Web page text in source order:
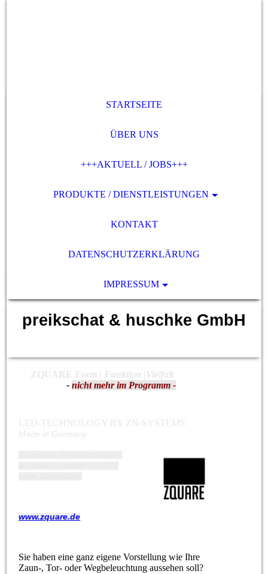
STARTSEITE
ÜBER UNS
+++AKTUELL / JOBS+++
PRODUKTE / DIENSTLEISTUNGEN
KONTAKT
DATENSCHUTZERKLÄRUNG
IMPRESSUM
preikschat & huschke GmbH
ZQUARE Form | Funktion |Vielfalt
-nicht mehr im Programm -
LED-TECHNOLOGY BY ZN-SYSTEMS
Made in Germany
www.zquare.de
Sie haben eine ganz eigene Vorstellung wie Ihre
Zaun-, Tor- oder Wegbeleuchtung aussehen soll?